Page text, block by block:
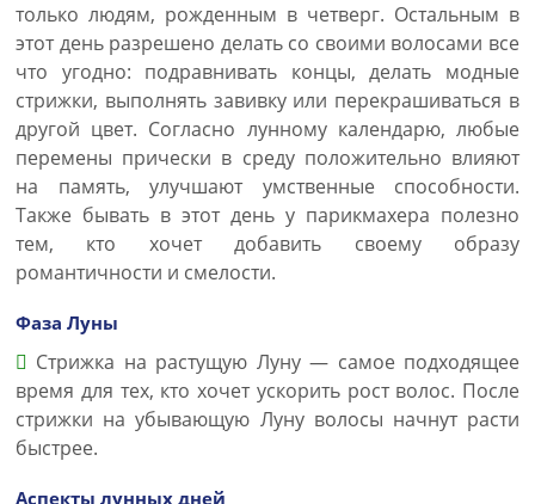
только людям, рожденным в четверг. Остальным в
этот день разрешено делать со своими волосами все
что угодно: подравнивать концы, делать модные
стрижки, выполнять завивку или перекрашиваться в
другой цвет. Согласно лунному календарю, любые
перемены прически в среду положительно влияют
на память, улучшают умственные способности.
Также бывать в этот день у парикмахера полезно
тем, кто хочет добавить своему образу
романтичности и смелости.
Фаза Луны
Стрижка на растущую Луну — самое подходящее
время для тех, кто хочет ускорить рост волос. После
стрижки на убывающую Луну волосы начнут расти
быстрее.
Аспекты лунных дней